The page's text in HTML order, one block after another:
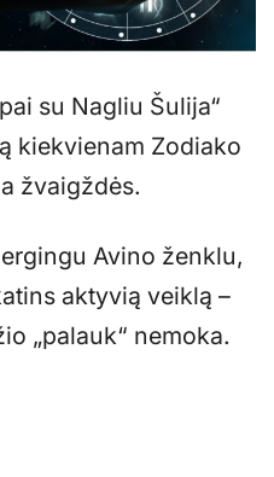
su Nagliu Šulija“
kiekvienam Zodiako
žvaigždės.
Avino ženklu,
aktyvią veiklą –
„palauk“ nemoka.